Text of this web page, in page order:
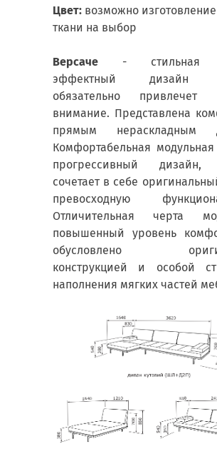
Цвет: возможно
ткани на выбор
Версаче - стильная
эффектный дизайн
обязательно
внимание. Представлена
прямым нераскладным
Комфортабельная модульная
прогрессивный дизайн,
сочетает в себе
превосходную
Отличительная черта
повышенный уровень
обусловлено
конструкцией и особой
наполнения мягких частей